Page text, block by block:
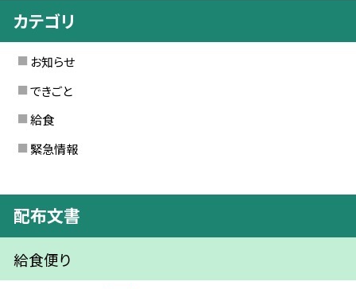
カテゴリ
お知らせ
できごと
給食
緊急情報
配布文書
給食便り